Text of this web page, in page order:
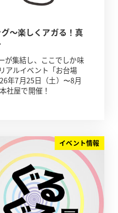
～楽しくアガる！真
が集結し、ここでしか味
アルイベント「お台場
年7月25日（土）〜8月
社屋で開催！
イベント情報